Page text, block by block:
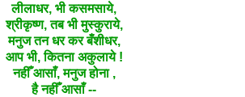
लीलाधर, भी कसमसाये,
श्रीकृष्ण, तब भी मुस्कुराये,
मनुज तन धर कर बँशीधर,
आप भी, कितना अकुलाये !
नहीँ आसाँ, मनुज होना ,
हैनहीँ आसाँ --